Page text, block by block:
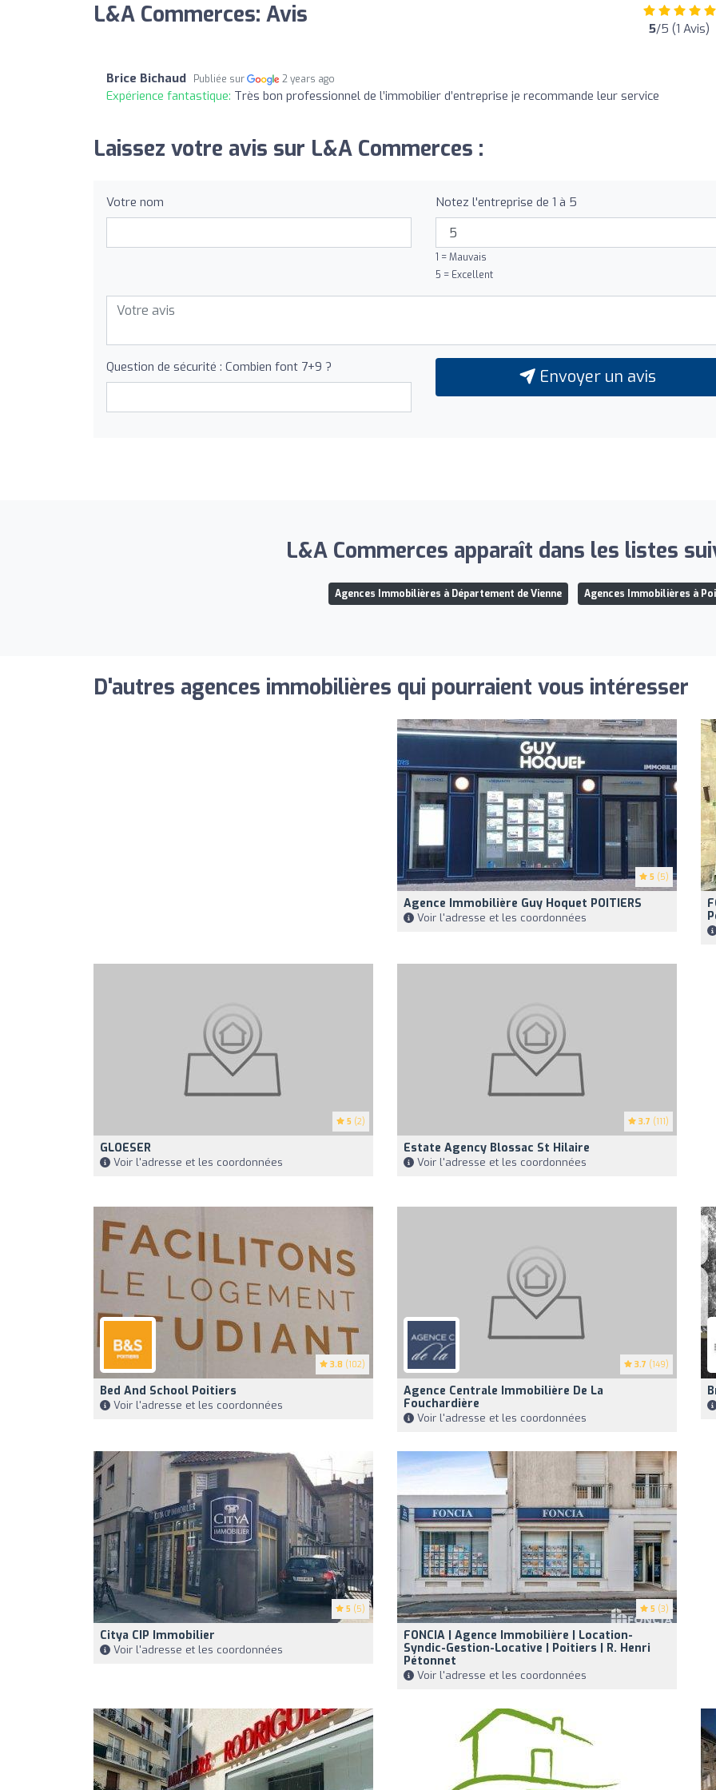
L&A Commerces: Avis 5/5 (1 Avis)
Brice Bichaud Publiée sur 2 years ago
Expérience fantastique: Très bon professionnel de l’immobilier d’entreprise je recommande leur service
Laissez votre avis sur L&A Commerces :
Votre nom Notez l'entreprise de 1 à 5
1 = Mauvais
5 = Excellent
Question de sécurité : Combien font 7+9 ? Envoyer un avis
L&A Commerces apparaît dans les listes
Agences Immobilières à Département de Vienne Agences Immobilières à
D'autres agences immobilières qui pourraient vous intéresser
5 (5)
Agence Immobilière Guy Hoquet POITIERS
Voir l'adresse et les coordonnées
5 (2)
GLOESER
Voir l'adresse et les coordonnées
3.7 (111)
Estate Agency Blossac St Hilaire
Voir l'adresse et les coordonnées
3.8 (102)
Bed And School Poitiers
Voir l'adresse et les coordonnées
3.7 (149)
Agence Centrale Immobilière De La
Fouchardière
Voir l'adresse et les coordonnées
5 (5)
Citya CIP Immobilier
Voir l'adresse et les coordonnées
5 (3)
FONCIA | Agence Immobilière | Location-
Syndic-Gestion-Locative | Poitiers | R. Henri
Pétonnet
Voir l'adresse et les coordonnées